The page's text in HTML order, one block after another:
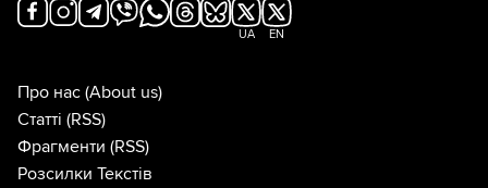
UA EN
Про нас (About us)
Статті (RSS)
Фрагменти (RSS)
Розсилки Текстів